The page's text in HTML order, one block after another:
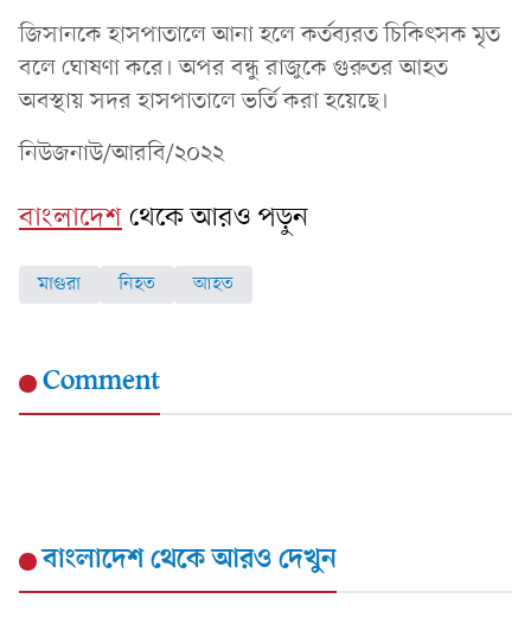
জিসানকে হাসপাতালে আনা হলে কর্তব্যরত চিকিৎসক মৃত
বলে ঘোষণা করে। অপর বন্ধু রাজুকে গুরুতর আহত
অবস্থায় সদর হাসপাতালে ভর্তি করা হয়েছে।
নিউজনাউ/আরবি/২০২২
বাংলাদেশথেকে আরও পড়ুন
মাগুরা নিহত আহত
Comment
বাংলাদেশথেকে আরও দেখুন